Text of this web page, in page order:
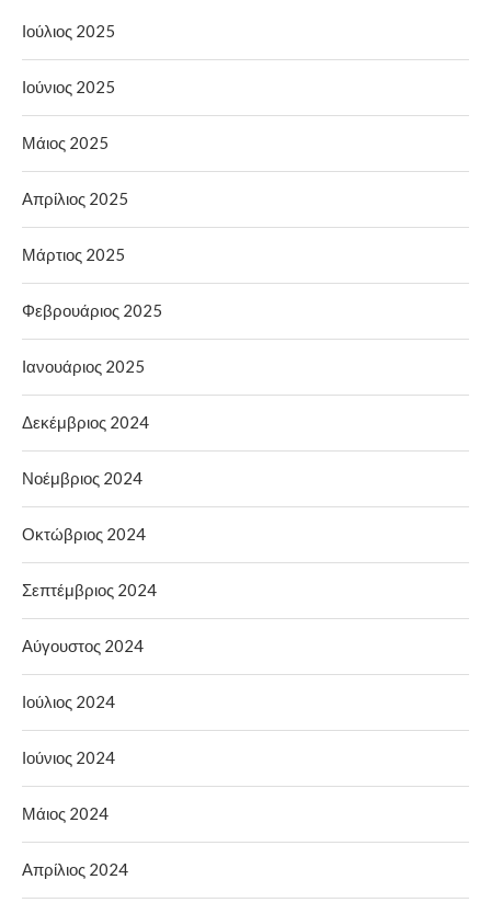
Ιούλιος 2025
Ιούνιος 2025
Μάιος 2025
Απρίλιος 2025
Μάρτιος 2025
Φεβρουάριος 2025
Ιανουάριος 2025
Δεκέμβριος 2024
Νοέμβριος 2024
Οκτώβριος 2024
Σεπτέμβριος 2024
Αύγουστος 2024
Ιούλιος 2024
Ιούνιος 2024
Μάιος 2024
Απρίλιος 2024